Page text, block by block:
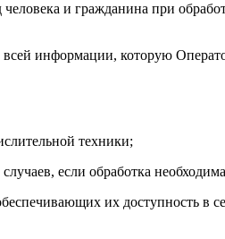
и гражданина при
информации, которую
техники;
если обработка
их доступность в